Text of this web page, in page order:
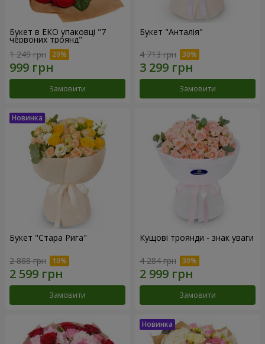
Букет в ЕКО упаковці "7
червоних троянд"
1 249 грн
Замовити
Букет "Анталія"
4 713 грн
Замовити
Букет "Стара Рига"
2 888 грн
Замовити
Кущові троянди - знак уваги
4 284 грн
Замовити